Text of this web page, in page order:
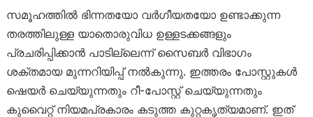
സമൂഹത്തിൽ ഭിന്നതയോ വർഗീയതയോ ഉണ്ടാക്കുന്ന
തരത്തിലുള്ള യാതൊരുവിധ ഉള്ളടക്കങ്ങളും
പ്രചരിപ്പിക്കാൻ പാടില്ലെന്ന് സൈബർ വിഭാഗം
ശക്തമായ മുന്നറിയിപ്പ് നൽകുന്നു. ഇത്തരം പോസ്റ്റുകൾ
ഷെയർ ചെയ്യുന്നതും റീ-പോസ്റ്റ് ചെയ്യുന്നതും
കുവൈറ്റ് നിയമപ്രകാരം കടുത്ത കുറ്റകൃത്യമാണ്. ഇത്